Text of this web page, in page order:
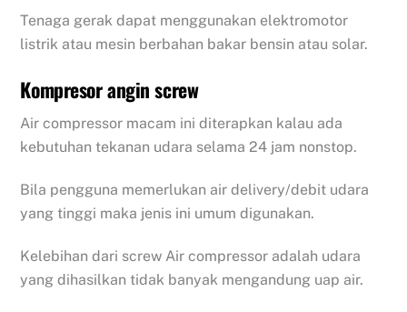
Tenaga gerak dapat menggunakan elektromotor
listrik atau mesin berbahan bakar bensin atau solar.
Kompresor angin screw
Air compressor macam ini diterapkan kalau ada
kebutuhan tekanan udara selama 24 jam nonstop.
Bila pengguna memerlukan air delivery/debit udara
yang tinggi maka jenis ini umum digunakan.
Kelebihan dari screw Air compressor adalah udara
yang dihasilkan tidak banyak mengandung uap air.